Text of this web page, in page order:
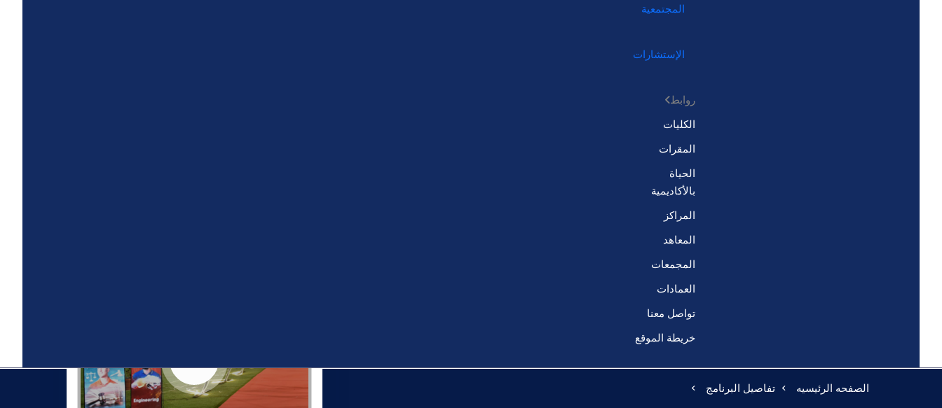
المجتمعية
الإستشارات
روابط
الكليات
المقرات
الحياة
بالأكاديمية
المراكز
المعاهد
المجمعات
العمادات
تواصل معنا
خريطة الموقع
الصفحه الرئيسيه تفاصيل البرنامج